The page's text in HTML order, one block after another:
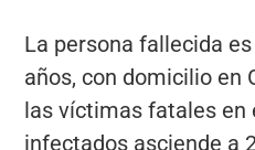
La persona fallecida
años, con domicilio en
las víctimas fatales en
infectados asciende a